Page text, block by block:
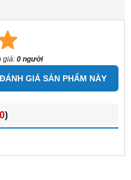
giá: 0 người
ĐÁNH GIÁ SẢN PHẨM NÀY
)